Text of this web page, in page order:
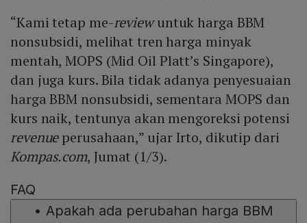
“Kami tetap me-reviewuntuk harga BBM
nonsubsidi, melihat tren harga minyak
mentah, MOPS (Mid Oil Platt’s Singapore),
dan juga kurs. Bila tidak adanya penyesuaian
harga BBM nonsubsidi, sementara MOPS dan
kurs naik, tentunya akan mengoreksi potensi
revenueperusahaan,” ujar Irto, dikutip dari
Kompas.com, Jumat (1/3).
FAQ
• Apakah ada perubahan harga BBM